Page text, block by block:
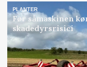
PLANTER
Før såmaskinen
skadedyrsrisici